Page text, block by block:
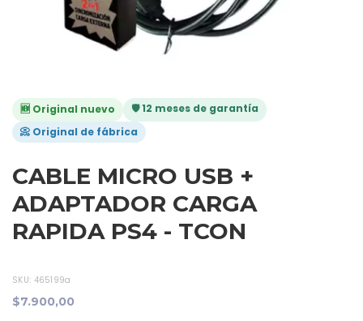
🆕 Original nuevo
🛡️ 12 meses de garantía
📀 Original de fábrica
CABLE MICRO USB +
ADAPTADOR CARGA
RAPIDA PS4 - TCON
SKU: 465199a
$7.900,00